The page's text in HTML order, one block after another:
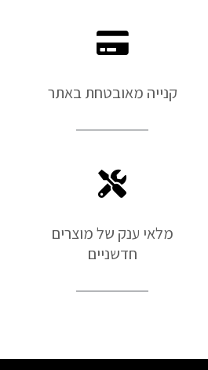
קנייה מאובטחת באתר
מלאי ענק של מוצרים
חדשניים